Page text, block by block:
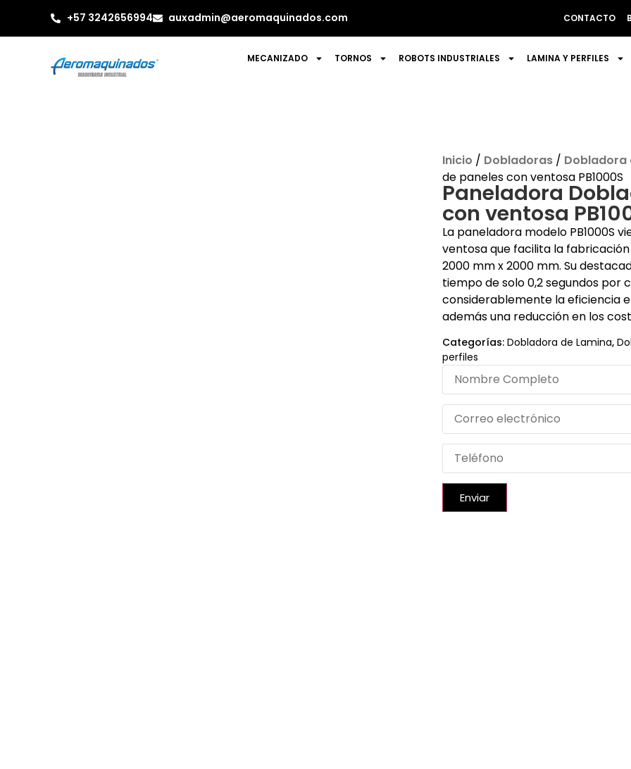
+57 3242656994 auxadmin@aeromaquinados.com CONTACTO
MECANIZADO TORNOS ROBOTS INDUSTRIALES LAMINA Y PERFILES
Inicio / Dobladoras/ Dobladora
de paneles con ventosa PB1000S
Paneladora
con ventosa
La paneladora modelo PB1000S
ventosa que facilita la
2000 mm x 2000 mm. Su
tiempo de solo 0,2 segundos por
considerablemente la eficiencia
además una reducción en los
Categorías: Dobladora de Lamina,
perfiles
Enviar